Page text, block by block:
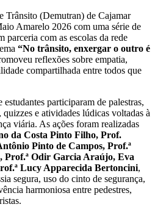
Trânsito (Demutran) de Cajamar
Amarelo 2026 com uma série de
parceria com as escolas da rede
“No trânsito, enxergar o outro é
reflexões sobre empatia,
compartilhada entre todos que
participaram de palestras,
e atividades lúdicas voltadas à
viária. As ações foram realizadas
da Costa Pinto Filho, Prof.
Pinto de Campos, Prof.ª
Prof.ª Odir Garcia Araújo, Eva
Lucy Apparecida Bertoncini,
segura, uso do cinto de segurança,
harmoniosa entre pedestres,